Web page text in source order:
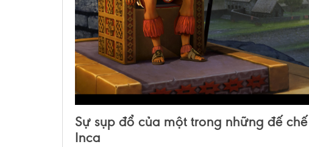
Sự sụp đổ của một trong những đế
Inca